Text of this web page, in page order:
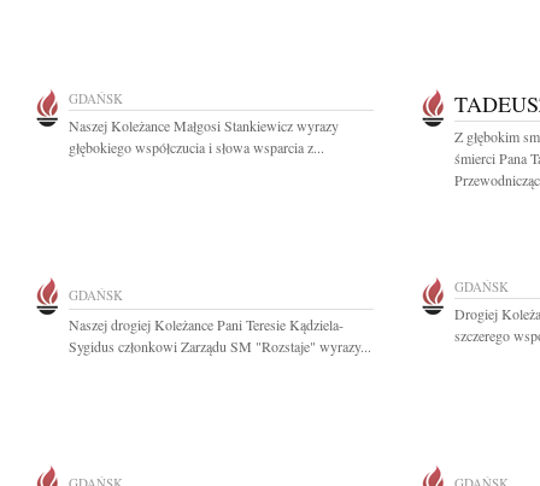
GDAŃSK
Naszej Koleżance Małgosi Stankiewicz wyrazy
głębokiego współczucia i słowa wsparcia z...
Z głębokim
śmierci Pana
GDAŃSK
Naszej drogiej Koleżance Pani Teresie Kądziela-
Sygidus członkowi Zarządu SM "Rozstaje" wyrazy...
GDAŃSK
Drogiej
szczerego